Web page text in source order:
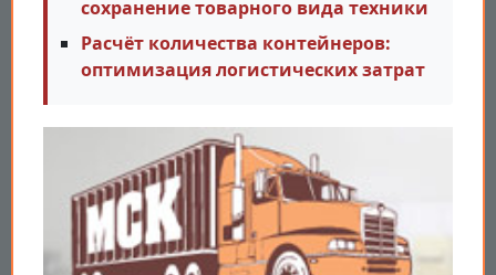
сохранение товарного вида техники
Расчёт количества контейнеров:
оптимизация логистических затрат